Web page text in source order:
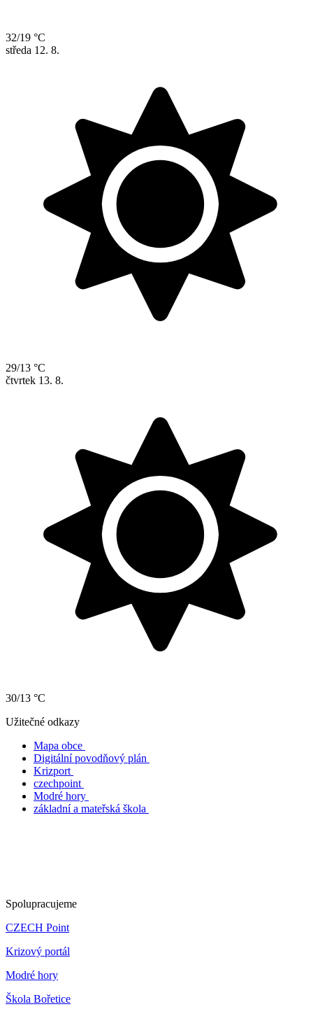
32/19 °C
středa 12. 8.
29/13 °C
čtvrtek 13. 8.
30/13 °C
Užitečné odkazy
Mapa obce
Digitální povodňový plán
Krizport
czechpoint
Modré hory
základní a mateřská škola
Spolupracujeme
CZECH Point
Krizový portál
Modré hory
Škola Bořetice